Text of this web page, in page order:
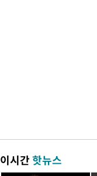
이시간핫뉴스